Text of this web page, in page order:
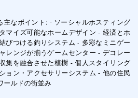
主なポイント: - ソーシャルホスティング
マイズ可能なホームデザイン - 経済とホ
びつける釣りシステム - 多彩なミニゲー
レンジが揃うゲームセンター - デコレー
集を融合させた植樹 - 個人スタイリング
ョン・アクセサリーシステム - 他の住民
ールドの街並み